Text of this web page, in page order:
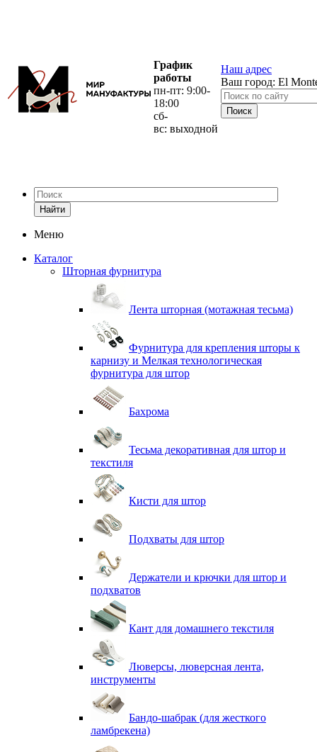
График
работы
пн-пт: 9:00-
18:00
сб-
вс: выходной
Наш адрес
Ваш город: El
Найти
Меню
Каталог
Шторная фурнитура
Лента шторная (мотажная тесьма)
Фурнитура для крепления шторы к
карнизу и Мелкая технологическая
фурнитура для штор
Бахрома
Тесьма декоративная для штор и
текстиля
Кисти для штор
Подхваты для штор
Держатели и крючки для штор и
подхватов
Кант для домашнего текстиля
Люверсы, люверсная лента,
инструменты
Бандо-шабрак (для жесткого
ламбрекена)